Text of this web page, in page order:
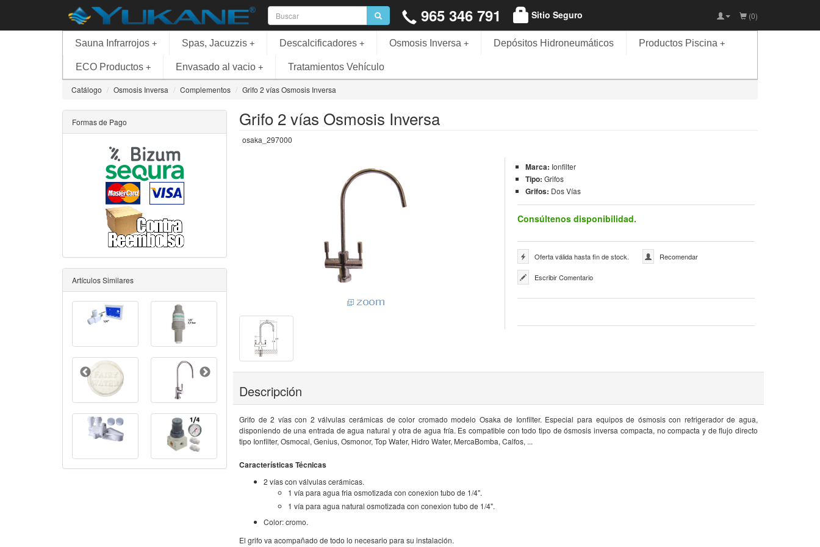
965 346 791 Sitio Seguro (0)
+
Sauna Infrarrojos +
Spas, Jacuzzis +
Descalcificadores +
Osmosis Inversa Depósitos Hidroneumáticos +
Productos Piscina
+
ECO Productos +
Envasado al vacio Tratamientos Vehículo
Catálogo Osmosis Inversa Complementos Grifo 2 vías Osmosis Inversa
Grifo 2 vías Osmosis Inversa
osaka_297000
Marca: Ionfilter
Tipo: Grifos
Grifos: Dos Vías
Consúltenos disponibilidad.
Oferta válida hasta fin de stock. Recomendar
Escribir Comentario
Descripción
Grifo de 2 vías con 2 válvulas cerámicas de color cromado modelo Osaka de Ionfilter. Especial para equipos de ósmosis con refrigerador de agua,
disponiendo de una entrada de agua natural y otra de agua fría. Es compatible con todo tipo de ósmosis inversa compacta, no compacta y de flujo directo
tipo Ionfilter, Osmocal, Genius, Osmonor, Top Water, Hidro Water, MercaBomba, Calfos, ...
Características Técnicas
2 vías con válvulas cerámicas.
1 vía para agua fria osmotizada con conexion tubo de 1/4".
1 vía para agua natural osmotizada con conexion tubo de 1/4".
Color: cromo.
El grifo va acompañado de todo lo necesario para su instalación.
Formas de Pago
Artículos Similares